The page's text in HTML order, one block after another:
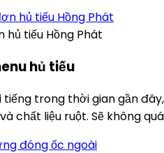
tiếu Hồng Phát
hủ tiếu
tiếng trong thời gian gần
chất liệu ruột. Sẽ không